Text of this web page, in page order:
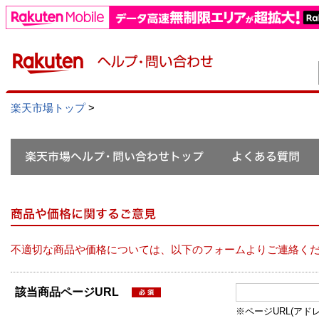
楽天市場トップ>
不適切な商品や価格については、以下のフォームよりご連絡く
該当商品ページURL
※ページURL(アド